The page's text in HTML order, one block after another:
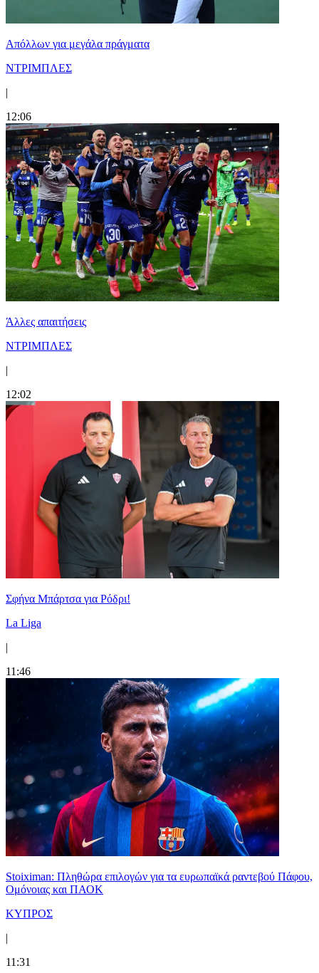
Απόλλων για μεγάλα πράγματα
ΝΤΡΙΜΠΛΕΣ
|
12:06
Άλλες απαιτήσεις
ΝΤΡΙΜΠΛΕΣ
|
12:02
Σφήνα Μπάρτσα για Ρόδρι!
La Liga
|
11:46
Stoiximan: Πληθώρα επιλογών για τα ευρωπαϊκά ραντεβού Πάφου,
Ομόνοιας και ΠΑΟΚ
ΚΥΠΡΟΣ
|
11:31